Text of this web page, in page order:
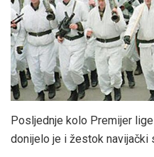
Posljednje kolo Premijer
donijelo je i žestok navijački